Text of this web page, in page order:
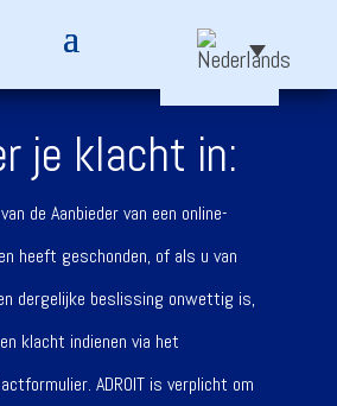
je klacht in:
de Aanbieder van een online-
heeft geschonden, of als u van
dergelijke beslissing onwettig is,
klacht indienen via het
ADROIT is verplicht om